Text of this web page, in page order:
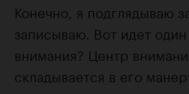
Конечно, я подглядываю
записываю. Вот идет
внимания? Центр
складывается в его